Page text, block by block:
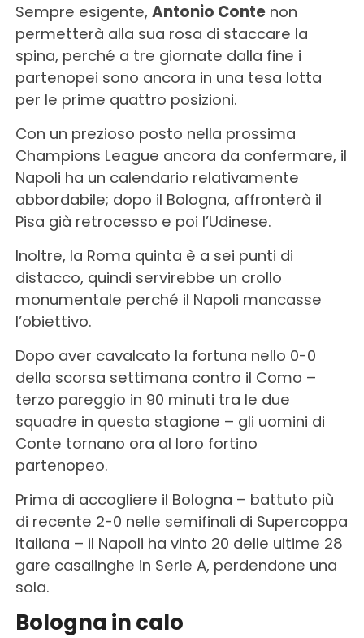
Sempre esigente, Antonio Contenon
permetterà alla sua rosa di staccare la
spina, perché a tre giornate dalla fine i
partenopei sono ancora in una tesa lotta
per le prime quattro posizioni.
Con un prezioso posto nella prossima
Champions League ancora da confermare, il
Napoli ha un calendario relativamente
abbordabile; dopo il Bologna, affronterà il
Pisa già retrocesso e poi l’Udinese.
Inoltre, la Roma quinta è a sei punti di
distacco, quindi servirebbe un crollo
monumentale perché il Napoli mancasse
l’obiettivo.
Dopo aver cavalcato la fortuna nello 0-0
della scorsa settimana contro il Como –
terzo pareggio in 90 minuti tra le due
squadre in questa stagione – gli uomini di
Conte tornano ora al loro fortino
partenopeo.
Prima di accogliere il Bologna – battuto più
di recente 2-0 nelle semifinali di Supercoppa
Italiana – il Napoli ha vinto 20 delle ultime 28
gare casalinghe in Serie A, perdendone una
sola.
Bologna in calo